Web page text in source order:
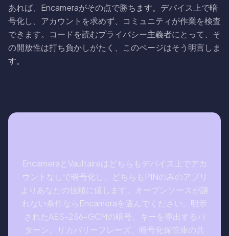
あれば、Encameraがその点で勝ちます。デバイス上で暗
号化し、アカウントを求めず、コミュニティが作業を検査
できます。コードを読むプライバシー主義者にとって、そ
の開放性は打ち負かしがたく、このページはそう明言しま
す。
EncameraとVaultaireはどちらもデバイス上でアカ
ウントなしで暗号化し、どちらもPINのみのアプリ
よりあなたの信頼に値します。オープンソースが譲
れない条件ならEncameraを選んでください。明示
されたAES-256-GCMの暗号、キーを導出するパ
ターン、リカバリーフレーズ、暗号化保管庫の共